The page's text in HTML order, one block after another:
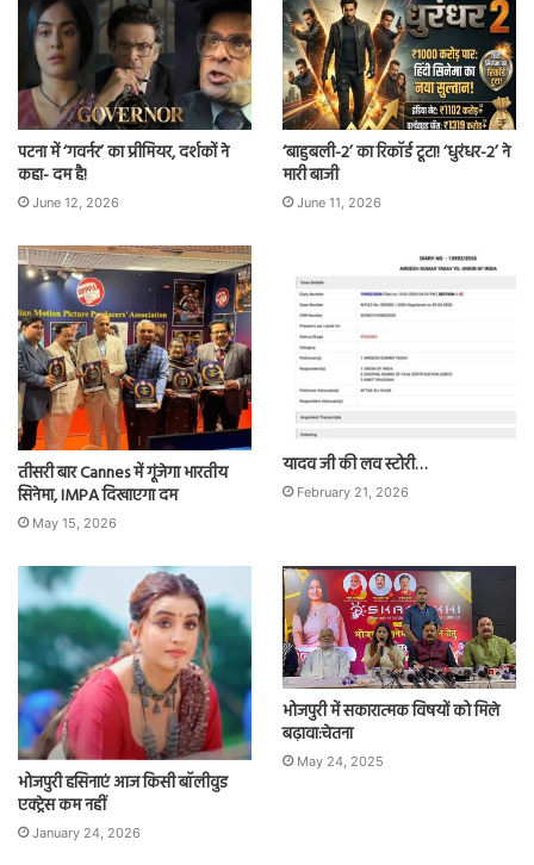
पटना में ‘गवर्नर’ का प्रीमियर, दर्शकों ने
कहा- दम है!
June 12, 2026
‘बाहुबली-2’ का रिकॉर्ड टूटा! ‘धुरंधर-2’ ने
मारी बाजी
June 11, 2026
तीसरी बार Cannes में गूंजेगा भारतीय
सिनेमा, IMPA दिखाएगा दम
May 15, 2026
यादव जी की लव स्टोरी…
February 21, 2026
भोजपुरी हसिनाएं आज किसी बॉलीवुड
एक्ट्रेस कम नहीं
January 24, 2026
भोजपुरी में सकारात्मक विषयों को मिले
बढ़ावा:चेतना
May 24, 2025